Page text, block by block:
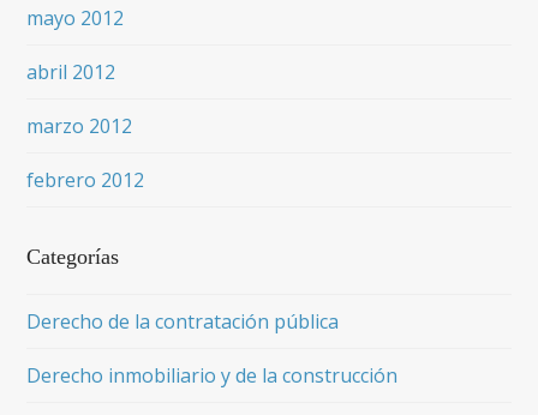
mayo 2012
abril 2012
marzo 2012
febrero 2012
Categorías
Derecho de la contratación pública
Derecho inmobiliario y de la construcción